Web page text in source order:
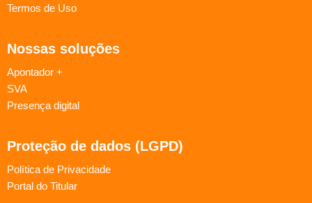
Termos de Uso
Nossas soluções
Apontador +
SVA
Presença digital
Proteção de dados (LGPD)
Política de Privacidade
Portal do Titular